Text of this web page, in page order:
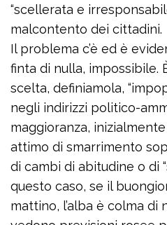
“scellerata e
malcontento dei cittadini.
Il problema c’è ed è
finta di nulla, impossibile.
scelta, definiamola,
negli indirizzi politico-
maggioranza,
attimo di smarrimento
di cambi di abitudine o di
questo caso, se il
mattino, l’alba è colma di